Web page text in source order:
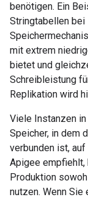
benötigen. Ein
Stringtabellen bei
mit extrem
bietet und
Schreibleistung
Replikation wird
Viele Instanzen in
Speicher, in dem
verbunden ist,
Apigee empfiehlt,
Produktion
nutzen. Wenn